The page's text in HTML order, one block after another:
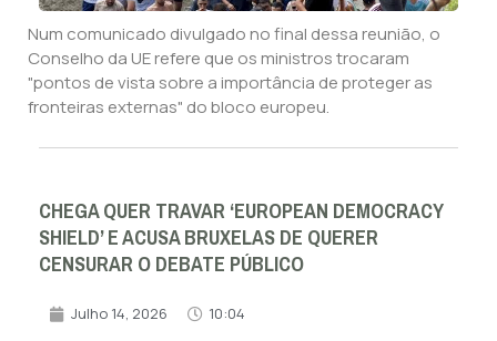
Num comunicado divulgado no final dessa reunião, o
Conselho da UE refere que os ministros trocaram
"pontos de vista sobre a importância de proteger as
fronteiras externas" do bloco europeu.
CHEGA QUER TRAVAR ‘EUROPEAN DEMOCRACY
SHIELD’ E ACUSA BRUXELAS DE QUERER
CENSURAR O DEBATE PÚBLICO
Julho 14, 2026 10:04